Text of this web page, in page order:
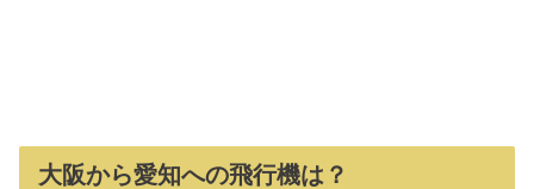
大阪から愛知への飛行機は？